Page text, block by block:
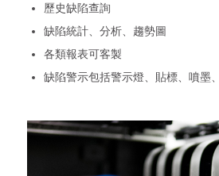
歷史缺陷查詢
缺陷統計、分析、趨勢圖
各類報表可客製
缺陷警示包括警示燈、貼標、噴墨